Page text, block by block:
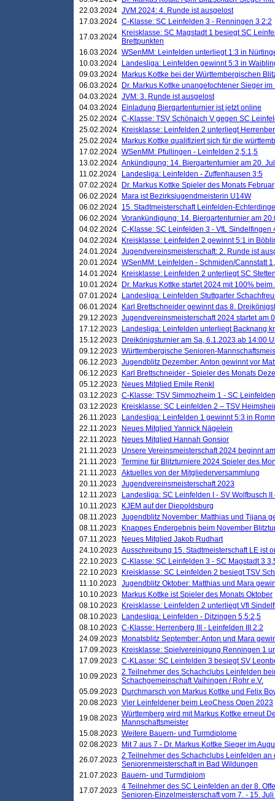
22.03.2024 JVM 2024: 4. Runde ist ausgelost
17.03.2024 C-Klasse: SC Leinfelden 3 - Renningen 3 2:2
17.03.2024
Kreisklasse: SC Magstadt 1 besiegt SC
Brettpunkten
16.03.2024 WSenMM: Leinfelden unterliegt 1:3 in
10.03.2024
Landesliga: Leinfelden gewinnt 5:3 in
09.03.2024
Markus Kottke bei der Württembergischen
06.03.2024
Dr. Markus Kottke unangefochtener Sieger
04.03.2024 JVM: 3. Runde ist ausgelost
04.03.2024
Einladung Biergartenturnier ist jetzt online
25.02.2024 C-Klasse: TSV Schönaich V gegen SC
25.02.2024
Kreisklasse: Leinfelden 2 unterliegt
25.02.2024
Markus Kottke qualifiziert sich für die
17.02.2024 WSenMM: Pfullingen - Leinfelden 2,5:1,5
13.02.2024 Ankündigung: 14. Biergartenturnier am 20.
11.02.2024
Landesliga: Leinfelden - Zuffenhausen 3:5
07.02.2024
Dr. Markus Kottke Spieler des Monats Februar
06.02.2024
Mara ist Bezirksjugendmeisterin U14W
06.02.2024 15. Stadtmeisterschaft Leinfelden-
06.02.2024 Vorankündigung: 14. Biergartenturnier am
04.02.2024 C-Klasse: SC Leinfelden 3 - VfL Sindelfingen
04.02.2024
Kreisklasse: Leinfelden 2 gewinnt 5:1 in
24.01.2024 Jugendvereinsmeisterschaft: 2. Runde ist
20.01.2024 WSenMM: Leinfelden - Schmiden/Cannstatt
14.01.2024
Kreisklasse: Leinfelden 2 unterliegt SC
10.01.2024
Dr. Markus Kottke startet 2024 mit 100%
07.01.2024
Landesliga: Leinfelden Stuttgarter
06.01.2024
Karl Brettschneider gewinnt das 8.
29.12.2023 Jugendvereinsmeisterschaft 2024 startet am
17.12.2023
Landesliga: Leinfelden unterliegt Backnang
15.12.2023
Dreikönigsturnier am Sa, 6.1.2023 ab 14:00
09.12.2023 Württembergische Senioren-
06.12.2023 Jugendblitz Dezember: Anton gewinnt vor
06.12.2023
Karl Brettschneider - Spieler des Monats
05.12.2023
Neues Mitglied Emile Renkl
03.12.2023 C-Klasse: TSV Simmozheim 1 - SC
03.12.2023
Kreisklasse: SC Leinfelden 2 – TSV
26.11.2023
Landesliga: Leinfelden 1 gewinnt 5:3 in
22.11.2023
Neues Mitglied Yannick Nägelein
22.11.2023
Neues Mitglied Hannah Gonsior
21.11.2023
Unsere Vereinsmeisterschaft 2024 beginnt
21.11.2023 Termine für Blitzturniere 2024 Spieler des
21.11.2023 Aktuelles von der Mitgliederversammlung
20.11.2023 Jugendvereinsmeisterschaft 2023
12.11.2023
Landesliga: SC Leinfelden I - SV Wolfbusch II
10.11.2023
KJEM auf der Diepoldsburg
08.11.2023 Jugendblitz November: Matthias und Tijana
08.11.2023
Knappes Endergebnis beim November
07.11.2023
Neues Mitglied Jakob Rudhart
24.10.2023 Ausschreibung 15. Stadtmeisterschaft LE ist
22.10.2023 C-Klasse: SC Leinfelden 3 - SC Magstadt 3
22.10.2023
Kreisklasse: SC Leinfelden 2 besiegt TSV
11.10.2023 Jugendblitz Oktober: Matthias und Mara
10.10.2023
Markus Kottke ist Spieler des Monats Oktober
08.10.2023
Kreisklasse: Leinfelden 2 unterliegt Vfl
08.10.2023
Landesliga: Leinfelden - Ditzingen 5,5:2,5
08.10.2023 C-Klasse: Herrenberg III - Leinfelden III 2:2
24.09.2023
Monatsblitz September: Anton und Mara
17.09.2023
Kreisklasse: Spielvereinigung Renningen 1
17.09.2023 C-KLasse: SC Leinfelden 3 besiegt SV
10.09.2023 2 Teilnehmer des Schachclubs Leinfelden
Schachgemeinschaft Vaihingen / Rohr e.V.
05.09.2023
Durchmarsch von Markus Kottke und Felix
20.08.2023 Vier Leinfeldener beim LeoChess Open 2023
19.08.2023 Württemberg wird mit Markus Kottke erneut
Mannschaftsmeister
15.08.2023 Weitere Bauern- und Turmdiplome
02.08.2023
Mit 7 aus 7 - Dr. Markus Kottke Sieger im
26.07.2023 2 Teilnehmer des Schachclubs Leinfelden an
Seniorenmeisterschaft in Bad Wildungen
21.07.2023
Bauern- und Turmdiplom
17.07.2023 4 Teilnehmer des SC Leinfelden an der 8.
Senioren-Einzelmeisterschaft vom 7. - 15.